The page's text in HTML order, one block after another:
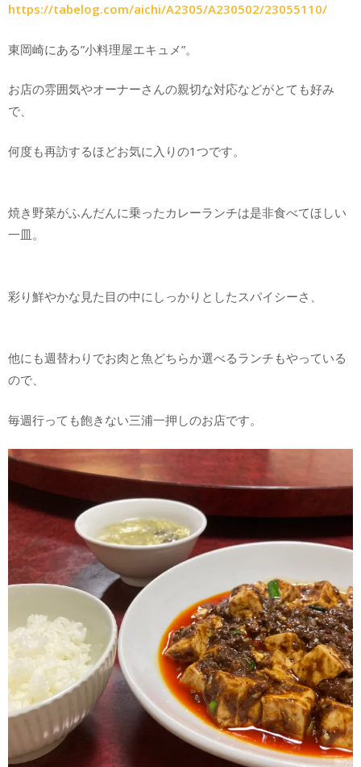
https://tabelog.com/aichi/A2305/A230502/23055110/
東岡崎にある”小料理屋エキュメ”。
お店の雰囲気やオーナーさんの親切な対応などがとても好み
で、
何度も再訪するほどお気に入りの1つです。
焼き野菜がふんだんに乗ったカレーランチは是非食べてほしい
一皿。
彩り鮮やかな見た目の中にしっかりとしたスパイシーさ、
他にも週替わりでお肉と魚どちらか選べるランチもやっている
ので、
毎週行っても飽きない三浦一押しのお店です。